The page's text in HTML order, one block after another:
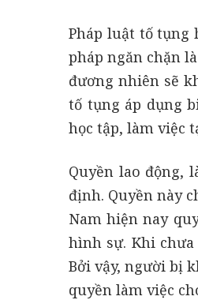
Pháp luật tố tụng
pháp ngăn chặn
đương nhiên sẽ
tố tụng áp dụng
học tập, làm việc
Quyền lao động,
định. Quyền này
Nam hiện nay
hình sự. Khi
Bởi vậy, người bị
quyền làm việc